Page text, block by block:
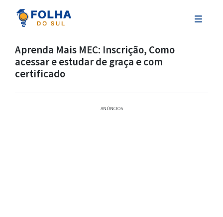
Aprenda Mais MEC: Inscrição, Como
acessar e estudar de graça e com
certificado
ANÚNCIOS